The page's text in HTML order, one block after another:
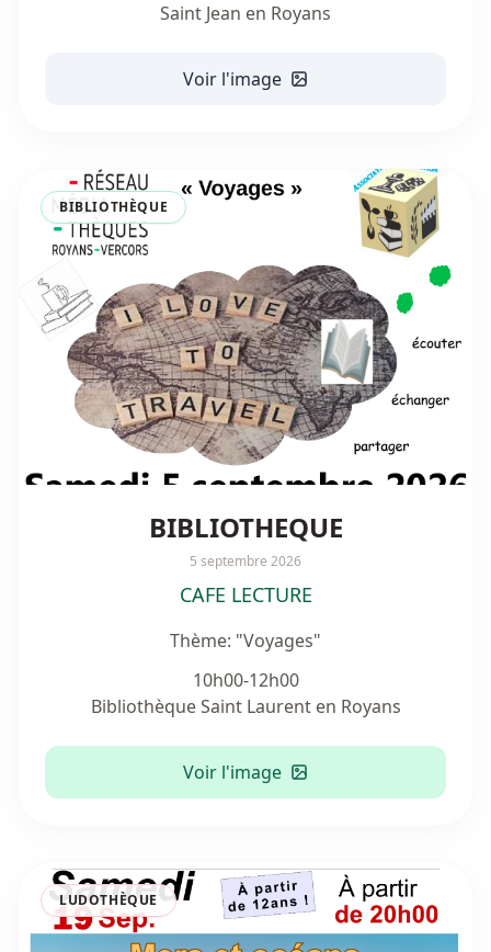
Saint Jean en Royans
Voir l'image
BIBLIOTHÈQUE
BIBLIOTHEQUE
5 septembre 2026
CAFE LECTURE
Thème: "Voyages"
10h00-12h00
Bibliothèque Saint Laurent en Royans
Voir l'image
LUDOTHÈQUE